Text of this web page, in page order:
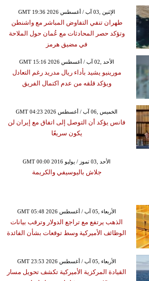
GMT 19:36 2026 الإثنين ,03 آب / أغسطس
طهران تنفي التفاوض المباشر مع واشنطن
وتؤكد حصر المحادثات مع عُمان حول الملاحة
في مضيق هرمز
GMT 15:16 2026 الأحد ,02 آب / أغسطس
مورينيو يشيد بأداء ريال مدريد رغم التعادل
ويؤكد قلقه من عدم اكتمال الفريق
GMT 04:23 2026 الخميس ,06 آب / أغسطس
فانس يؤكد أن التوصل إلى اتفاق مع إيران لن
يكون سريعًا
GMT 00:00 2016 الأحد ,03 تموز / يوليو
جلاش باليوسيفي والكريمة
GMT 05:48 2026 الأربعاء ,05 آب / أغسطس
الذهب يرتفع مع تراجع الدولار وترقب بيانات
الوظائف الأميركية وسط توقعات بشأن الفائدة
GMT 23:53 2026 الأربعاء ,05 آب / أغسطس
القيادة المركزية الأميركية تكشف تحويل مسار